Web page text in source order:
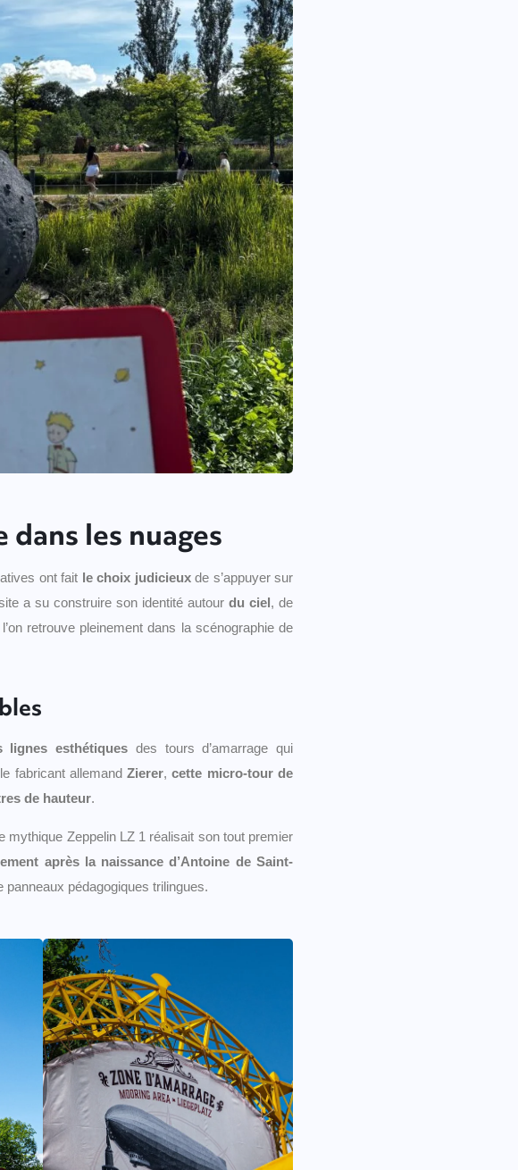
les nuages
ont fait le choix judicieux de s’appuyer sur
a su construire son identité autour du ciel, de
retrouve pleinement dans la scénographie de
lignes esthétiques des tours d’amarrage qui
fabricant allemandZierer,cette micro-tour de
de hauteur.
mythique Zeppelin LZ 1 réalisait son tout premier
après la naissance d’Antoine de Saint-
panneaux pédagogiques trilingues.